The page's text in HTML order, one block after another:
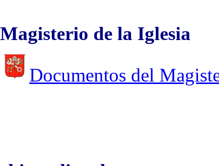
Magisterio de la Iglesia
Documentos del